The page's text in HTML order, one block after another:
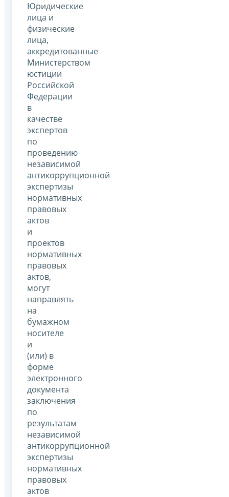
Юридические
лица и
физические
лица,
аккредитованные
Министерством
юстиции
Российской
Федерации
в
качестве
экспертов
по
проведению
независимой
антикоррупционной
экспертизы
нормативных
правовых
актов
и
проектов
нормативных
правовых
актов,
могут
направлять
на
бумажном
носителе
и
(или) в
форме
электронного
документа
заключения
по
результатам
независимой
антикоррупционной
экспертизы
нормативных
правовых
актов